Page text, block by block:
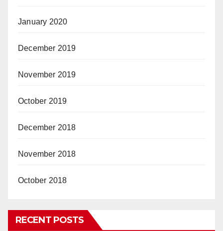
January 2020
December 2019
November 2019
October 2019
December 2018
November 2018
October 2018
RECENT POSTS